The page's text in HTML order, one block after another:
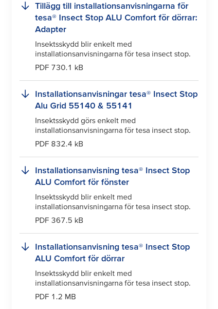
Tillägg till installationsanvisningarna för
tesa® Insect Stop ALU Comfort för dörrar:
Adapter
Insektsskydd blir enkelt med
installationsanvisningarna för tesa insect stop.
PDF 730.1 kB
Installationsanvisningar tesa® Insect Stop
Alu Grid 55140 & 55141
Insektsskydd görs enkelt med
installationsanvisningarna för tesa insect stop.
PDF 832.4 kB
Installationsanvisning tesa® Insect Stop
ALU Comfort för fönster
Insektsskydd blir enkelt med
installationsanvisningarna för tesa insect stop.
PDF 367.5 kB
Installationsanvisning tesa® Insect Stop
ALU Comfort för dörrar
Insektsskydd blir enkelt med
installationsanvisningarna för tesa insect stop.
PDF 1.2 MB